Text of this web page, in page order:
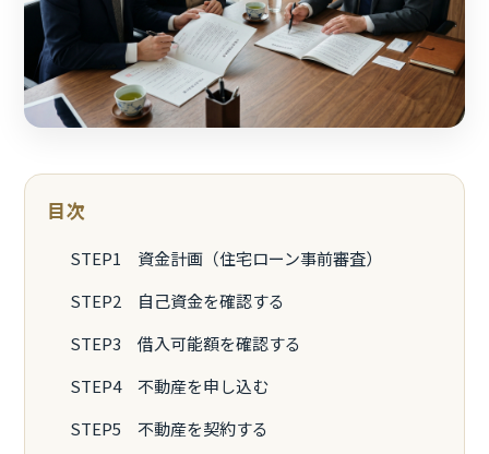
目次
STEP1 資金計画（住宅ローン事前審査）
STEP2 自己資金を確認する
STEP3 借入可能額を確認する
STEP4 不動産を申し込む
STEP5 不動産を契約する